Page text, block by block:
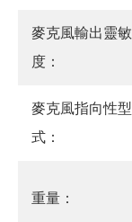
麥克風輸出靈敏
度：
麥克風指向性型
式：
重量：